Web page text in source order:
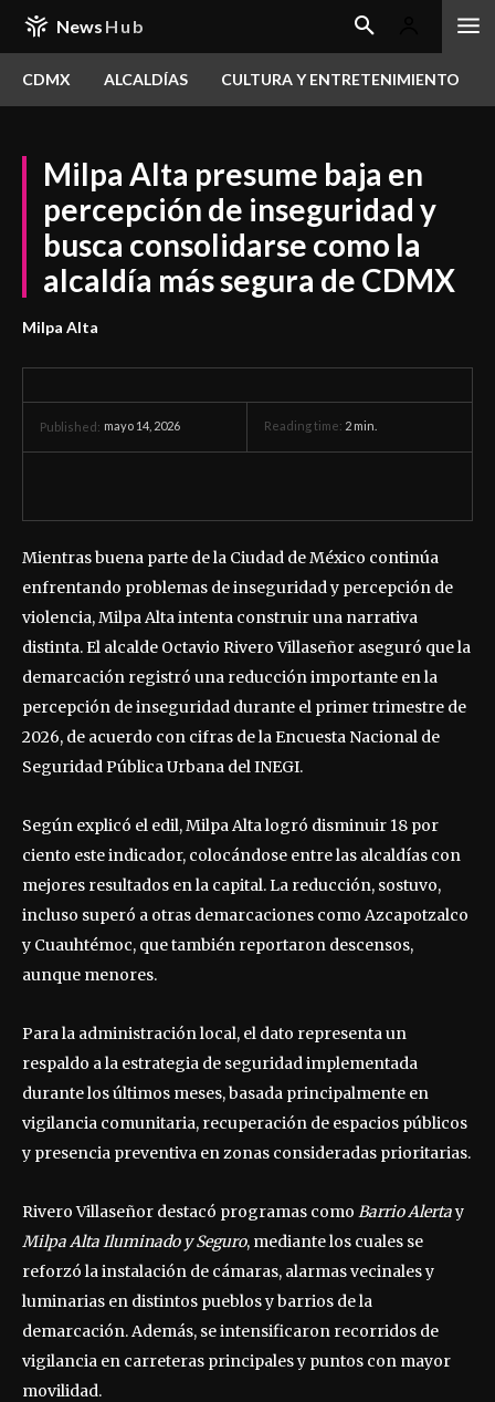
News Hub
CDMX ALCALDÍAS CULTURA Y ENTRETENIMIENTO
Milpa Alta presume baja en
percepción de inseguridad y
busca consolidarse como la
alcaldía más segura de CDMX
Milpa Alta
Published: mayo 14, 2026 Reading time: 2 min.
Mientras buena parte de la Ciudad de México continúa
enfrentando problemas de inseguridad y percepción de
violencia, Milpa Alta intenta construir una narrativa
distinta. El alcalde Octavio Rivero Villaseñor aseguró que la
demarcación registró una reducción importante en la
percepción de inseguridad durante el primer trimestre de
2026, de acuerdo con cifras de la Encuesta Nacional de
Seguridad Pública Urbana del INEGI.
Según explicó el edil, Milpa Alta logró disminuir 18 por
ciento este indicador, colocándose entre las alcaldías con
mejores resultados en la capital. La reducción, sostuvo,
incluso superó a otras demarcaciones como Azcapotzalco
y Cuauhtémoc, que también reportaron descensos,
aunque menores.
Para la administración local, el dato representa un
respaldo a la estrategia de seguridad implementada
durante los últimos meses, basada principalmente en
vigilancia comunitaria, recuperación de espacios públicos
y presencia preventiva en zonas consideradas prioritarias.
Rivero Villaseñor destacó programas como Barrio Alertay
Milpa Alta Iluminado y Seguro, mediante los cuales se
reforzó la instalación de cámaras, alarmas vecinales y
luminarias en distintos pueblos y barrios de la
demarcación. Además, se intensificaron recorridos de
vigilancia en carreteras principales y puntos con mayor
movilidad.